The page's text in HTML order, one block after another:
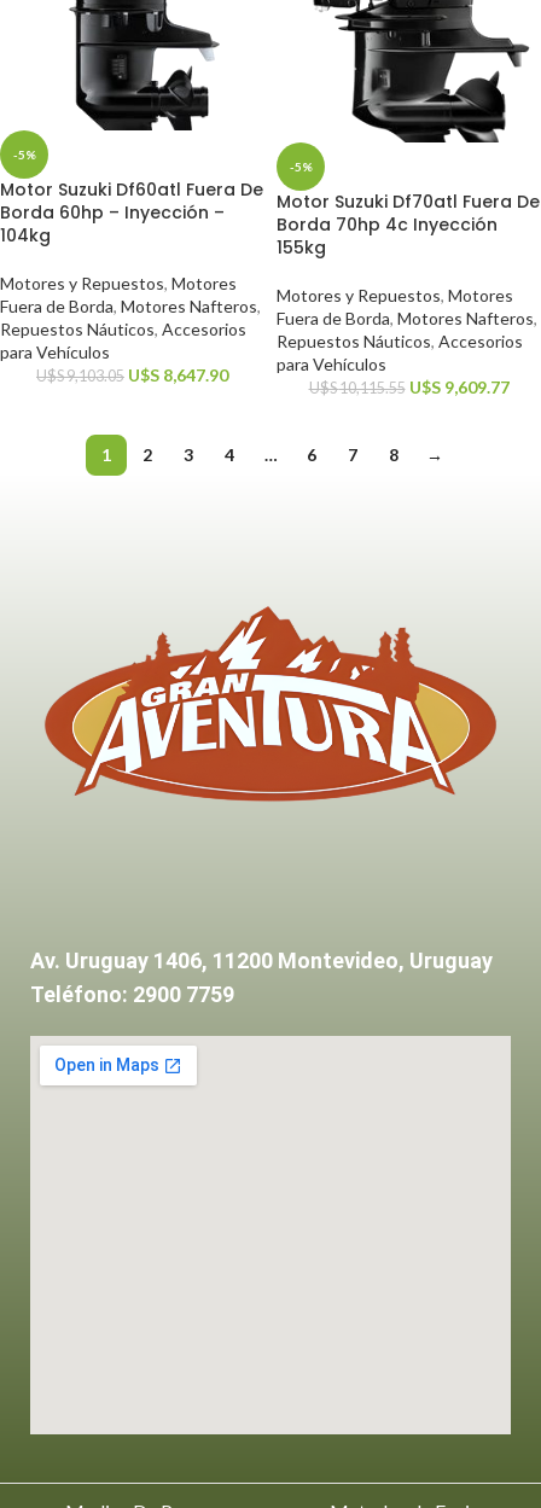
-5%
Motor Suzuki Df60atl Fuera De
Borda 60hp – Inyección –
104kg
Motores y Repuestos, Motores
Fuera de Borda, Motores Nafteros,
Repuestos Náuticos, Accesorios
para Vehículos
U$S9,103.05 U$S 8,647.90
-5%
Motor Suzuki Df70atl Fuera De
Borda 70hp 4c Inyección
155kg
Motores y Repuestos, Motores
Fuera de Borda, Motores Nafteros,
Repuestos Náuticos, Accesorios
para Vehículos
U$S10,115.55 U$S 9,609.77
1 2 3 4 … 6 7 8 →
Av. Uruguay 1406, 11200 Montevideo, Uruguay
Teléfono: 2900 7759